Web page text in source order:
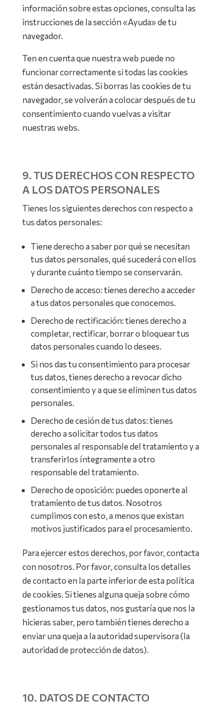
información sobre estas opciones, consulta las
instrucciones de la sección «Ayuda» de tu
navegador.
Ten en cuenta que nuestra web puede no
funcionar correctamente si todas las cookies
están desactivadas. Si borras las cookies de tu
navegador, se volverán a colocar después de tu
consentimiento cuando vuelvas a visitar
nuestras webs.
9. TUS DERECHOS CON RESPECTO
A LOS DATOS PERSONALES
Tienes los siguientes derechos con respecto a
tus datos personales:
Tiene derecho a saber por qué se necesitan
tus datos personales, qué sucederá con ellos
y durante cuánto tiempo se conservarán.
Derecho de acceso: tienes derecho a acceder
a tus datos personales que conocemos.
Derecho de rectificación: tienes derecho a
completar, rectificar, borrar o bloquear tus
datos personales cuando lo desees.
Si nos das tu consentimiento para procesar
tus datos, tienes derecho a revocar dicho
consentimiento y a que se eliminen tus datos
personales.
Derecho de cesión de tus datos: tienes
derecho a solicitar todos tus datos
personales al responsable del tratamiento y a
transferirlos íntegramente a otro
responsable del tratamiento.
Derecho de oposición: puedes oponerte al
tratamiento de tus datos. Nosotros
cumplimos con esto, a menos que existan
motivos justificados para el procesamiento.
Para ejercer estos derechos, por favor, contacta
con nosotros. Por favor, consulta los detalles
de contacto en la parte inferior de esta política
de cookies. Si tienes alguna queja sobre cómo
gestionamos tus datos, nos gustaría que nos la
hicieras saber, pero también tienes derecho a
enviar una queja a la autoridad supervisora (la
autoridad de protección de datos).
10. DATOS DE CONTACTO